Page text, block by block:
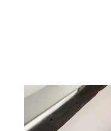
COMPIEGNE 60
20,87 m
, 1 pièce
Ref : 18207